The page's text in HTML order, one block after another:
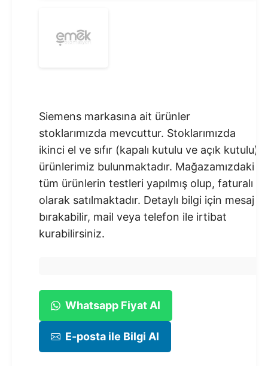
Siemens markasına ait ürünler
stoklarımızda mevcuttur. Stoklarımızda
ikinci el ve sıfır (kapalı kutulu ve açık kutulu)
ürünlerimiz bulunmaktadır.​ Mağazamızdaki
tüm ürünlerin testleri yapılmış olup, faturalı
olarak satılmaktadır. Detaylı bilgi için mesaj
bırakabilir, mail veya telefon ile irtibat
kurabilirsiniz.
Whatsapp Fiyat Al
E-posta ile Bilgi Al